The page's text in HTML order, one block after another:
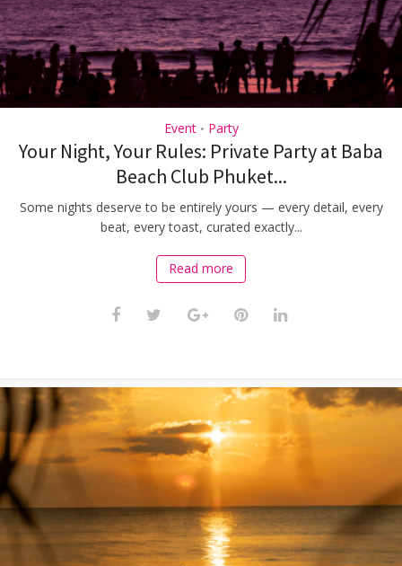
Event • Party
Your Night, Your Rules: Private Party at Baba
Beach Club Phuket...
Some nights deserve to be entirely yours — every detail, every
beat, every toast, curated exactly...
Read more